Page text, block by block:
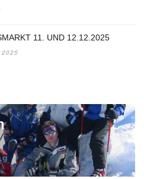
11. UND 12.12.2025
2025